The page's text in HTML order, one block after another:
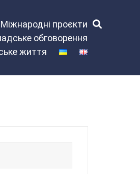
Міжнародні проєкти
обговорення
життя